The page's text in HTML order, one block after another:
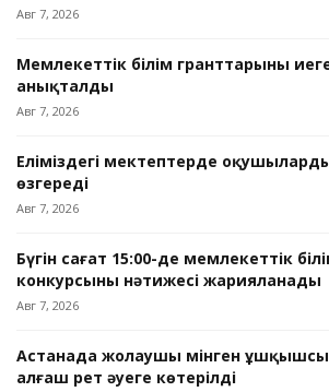
Авг 7, 2026
Мемлекеттік білім гранттарының
анықталды
Авг 7, 2026
Еліміздегі мектептерде
өзгереді
Авг 7, 2026
Бүгін сағат 15:00-де мемлекеттік
конкурсының нәтижесі жарияланады
Авг 7, 2026
Астанада жолаушы мінген
алғаш рет әуеге көтерілді